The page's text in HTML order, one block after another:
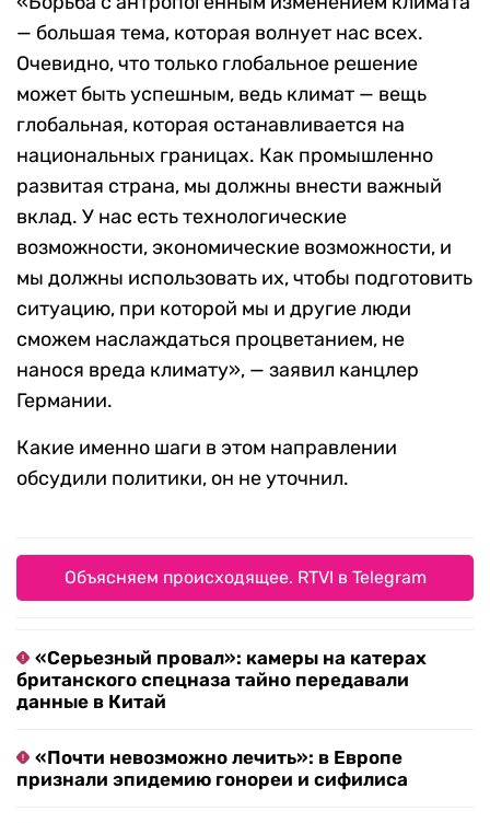
— большая тема, которая волнует нас всех.
Очевидно, что только глобальное решение
может быть успешным, ведь климат — вещь
глобальная, которая останавливается на
национальных границах. Как промышленно
развитая страна, мы должны внести важный
вклад. У нас есть технологические
возможности, экономические возможности, и
мы должны использовать их, чтобы подготовить
ситуацию, при которой мы и другие люди
сможем наслаждаться процветанием, не
нанося вреда климату», — заявил канцлер
Германии.
Какие именно шаги в этом направлении
обсудили политики, он не уточнил.
Объясняем происходящее. RTVI в Telegram
«Серьезный провал»: камеры на катерах
британского спецназа тайно передавали
данные в Китай
«Почти невозможно лечить»: в Европе
признали эпидемию гонореи и сифилиса